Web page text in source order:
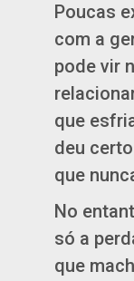
Poucas
com a
pode vir
que
deu
que
No
só a
que